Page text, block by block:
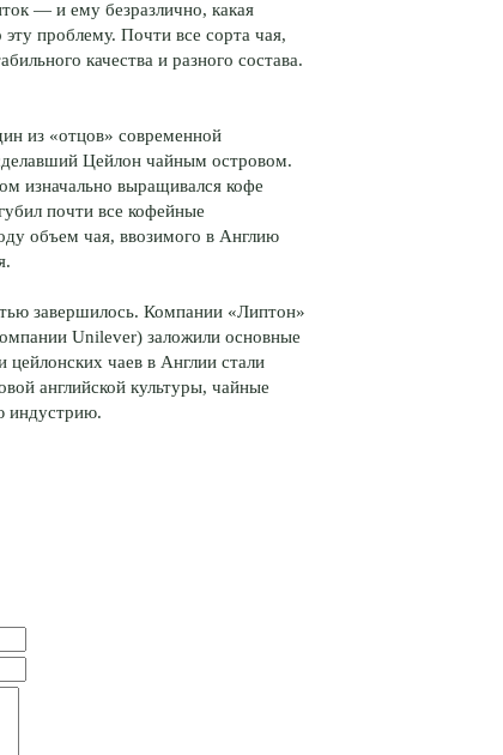
— и ему безразлично, какая
проблему. Почти все сорта чая,
качества и разного состава.
из «отцов» современной
Цейлон чайным островом.
изначально выращивался кофе
почти все кофейные
объем чая, ввозимого в Англию
завершилось. Компании «Липтон»
Unilever) заложили основные
чаев в Англии стали
английской культуры, чайные
индустрию.